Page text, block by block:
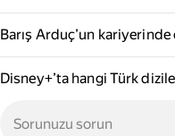
Barış Arduç’un
Disney+’ta hangi Türk